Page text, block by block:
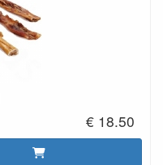
€ 18.50